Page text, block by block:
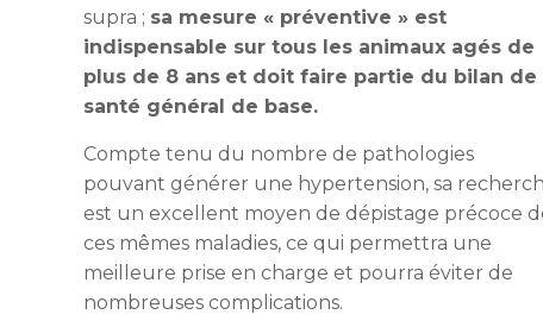
supra ; sa mesure « préventive » est
indispensable sur tous les animaux agés de
plus de 8 ans et doit faire partie du bilan de
santé général de base.
Compte tenu du nombre de pathologies
pouvant générer une hypertension, sa
est un excellent moyen de dépistage précoce
ces mêmes maladies, ce qui permettra une
meilleure prise en charge et pourra éviter de
nombreuses complications.